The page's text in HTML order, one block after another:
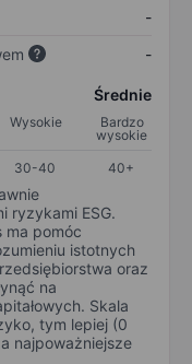
-
-
Średnie
Wysokie
Bardzo
wysokie
30-40 40+
ryzykami ESG.
ma pomóc
istotnych
oraz
na
Skala
tym lepiej (0
najpoważniejsze